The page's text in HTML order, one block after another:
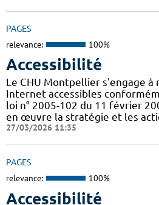
PAGES
relevance: 100%
Accessibilité
Le CHU Montpellier s'engage à
Internet accessibles
loi n° 2005-102 du 11 février
en œuvre la stratégie et les
27/03/2026 11:35
PAGES
relevance: 100%
Accessibilité